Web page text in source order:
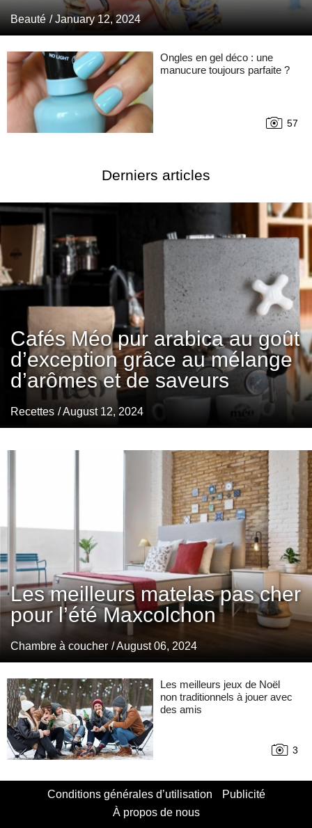
Beauté / January 12, 2024
Ongles en gel déco : une
manucure toujours parfaite ?
57
Derniers articles
Cafés Méo pur arabica au goût
d’exception grâce au mélange
d’arômes et de saveurs
Recettes / August 12, 2024
Les meilleurs matelas pas cher
pour l’été Maxcolchon
Chambre à coucher / August 06, 2024
Les meilleurs jeux de Noël
non traditionnels à jouer avec
des amis
3
Conditions générales d’utilisation
Publicité
À propos de nous